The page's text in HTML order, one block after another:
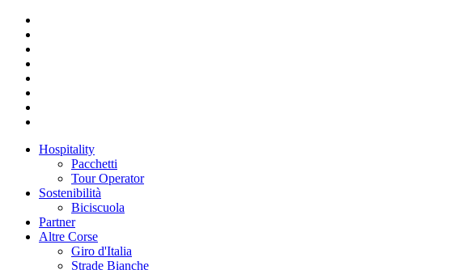
Hospitality
Pacchetti
Tour Operator
Sostenibilità
Biciscuola
Partner
Altre Corse
Giro d'Italia
Strade Bianche